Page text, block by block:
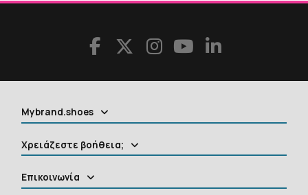
Mybrand.shoes
Χρειάζεστε βοήθεια;
Επικοινωνία